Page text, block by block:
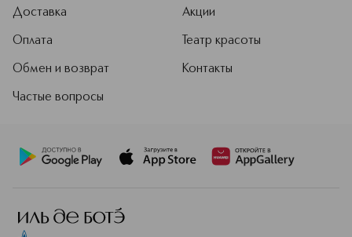
Доставка
Оплата
Обмен и возврат
Частые вопросы
Акции
Театр красоты
Контакты